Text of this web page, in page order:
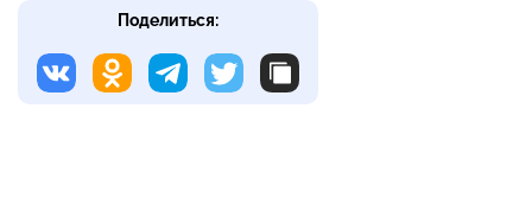
Поделиться: